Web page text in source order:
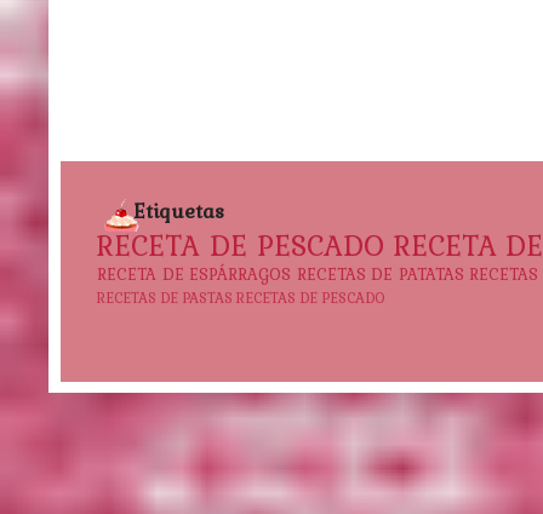
Etiquetas
RECETA DE PESCADO RECETA
RECETA DE ESPÁRRAGOS RECETAS DE PATATAS
RECETAS DE PASTAS RECETAS DE PESCADO